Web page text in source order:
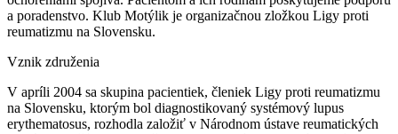
a poradenstvo. Klub Motýlik je organizačnou zložkou Ligy proti
reumatizmu na Slovensku.
Vznik združenia
V apríli 2004 sa skupina pacientiek, členiek Ligy proti reumatizmu
na Slovensku, ktorým bol diagnostikovaný systémový lupus
erythematosus, rozhodla založiť v Národnom ústave reumatických